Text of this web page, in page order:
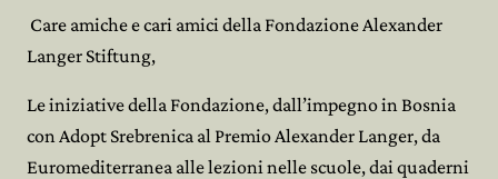
Care amiche e cari amici della Fondazione Alexander
Langer Stiftung,
Le iniziative della Fondazione, dall’impegno in Bosnia
con Adopt Srebrenica al Premio Alexander Langer, da
Euromediterranea alle lezioni nelle scuole, dai quaderni